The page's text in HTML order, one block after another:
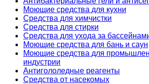
Моющие средства для кухни
Средства для химчистки
Средства для стирки
Средства для ухода за
Моющие средства для бань и саун
Моющие средства для
индустрии
Антигололедные реагенты
Средства от насекомых